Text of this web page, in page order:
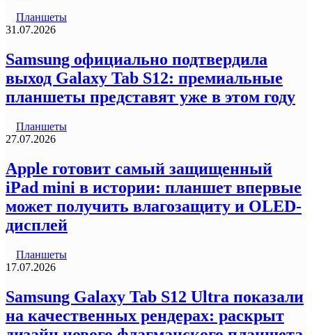
Планшеты
31.07.2026
Samsung официально подтвердила
выход Galaxy Tab S12: премиальные
планшеты представят уже в этом году
Планшеты
27.07.2026
Apple готовит самый защищенный
iPad mini в истории: планшет впервые
может получить влагозащиту и OLED-
дисплей
Планшеты
17.07.2026
Samsung Galaxy Tab S12 Ultra показали
на качественных рендерах: раскрыт